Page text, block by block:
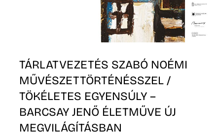
TÁRLATVEZETÉS SZABÓ NOÉMI
MŰVÉSZETTÖRTÉNÉSSZEL /
TÖKÉLETES EGYENSÚLY –
BARCSAY JENŐ ÉLETMŰVE ÚJ
MEGVILÁGÍTÁSBAN